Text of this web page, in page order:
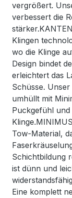
vergrößert.
verbessert die
Klingen
wo die Klinge
Design bindet
erleichtert das
Schüsse.
umhüllt mit
Puckgefühl
Tow-Material,
Schichtbildung
ist dünn und
Eine komplett